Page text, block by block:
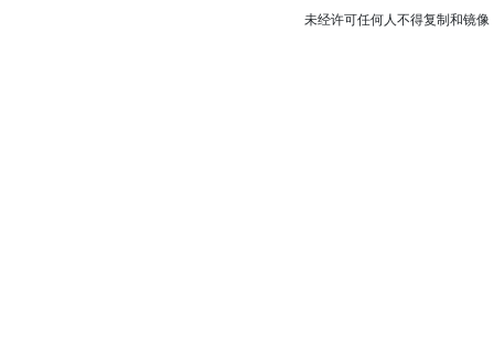
未经许可任何人不得复制和镜